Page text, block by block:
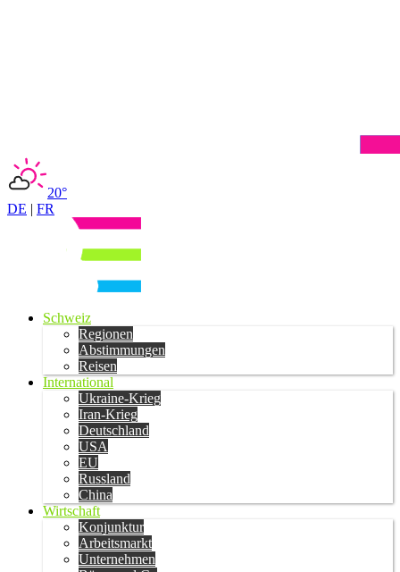
20°
DE | FR
Schweiz
Regionen
Abstimmungen
Reisen
International
Ukraine-Krieg
Iran-Krieg
Deutschland
USA
EU
Russland
China
Wirtschaft
Konjunktur
Arbeitsmarkt
Unternehmen